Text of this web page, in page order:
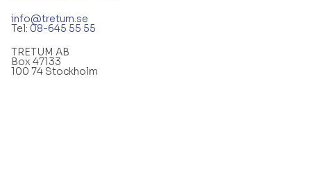
info@tretum.se
Tel: 08-645 55 55
TRETUM AB
Box 47133
100 74 Stockholm